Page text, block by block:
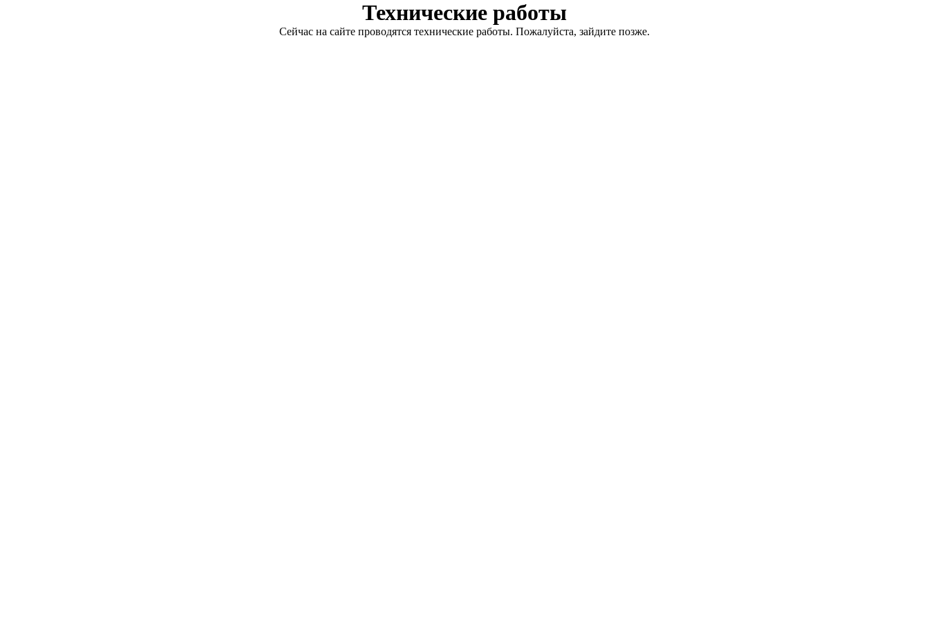
Технические работы
Сейчас на сайте проводятся технические работы. Пожалуйста, зайдите позже.